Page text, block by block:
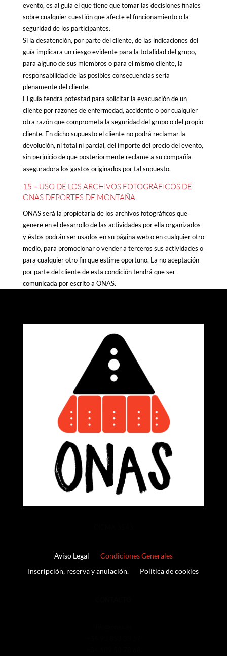
evento, es al guía el que tiene que tomar las decisiones finales
sobre cualquier cuestión que afecte el funcionamiento o la
seguridad de los participantes.
Si la desatención, por parte del cliente, de las indicaciones del
guía implicara un riesgo evidente para la totalidad del grupo,
para alguno de sus miembros o para el mismo cliente, la
responsabilidad de las posibles consecuencias sería
plenamente del cliente.
El guía tendrá potestad para solicitar la evacuación de un
cliente por razones de enfermedad, accidente o por cualquier
otra razón que comprometa la seguridad del grupo o del propio
cliente. En dicho supuesto el cliente no podrá reclamar la
devolución, ni total ni parcial, del importe del precio del evento,
sin perjuicio de que posteriormente reclame a su compañía
aseguradora los gastos originados por tal supuesto.
15 – USO DE LOS ARCHIVOS FOTOGRÁFICOS DE
ONAS DEPORTES DE MONTAÑA
ONAS será la propietaria de los archivos fotográficos que
genere en el desarrollo de las actividades por ella organizados
y éstos podrán ser usados en su página web o en cualquier otro
medio, para promocionar o vender a terceros sus actividades o
para cualquier otro fin que estime oportuno. La no aceptación
por parte del cliente de esta condición tendrá que ser
comunicada por escrito a ONAS.
Aviso Legal
Condiciones Generales
Inscripción, reserva y anulación.
Política de cookies